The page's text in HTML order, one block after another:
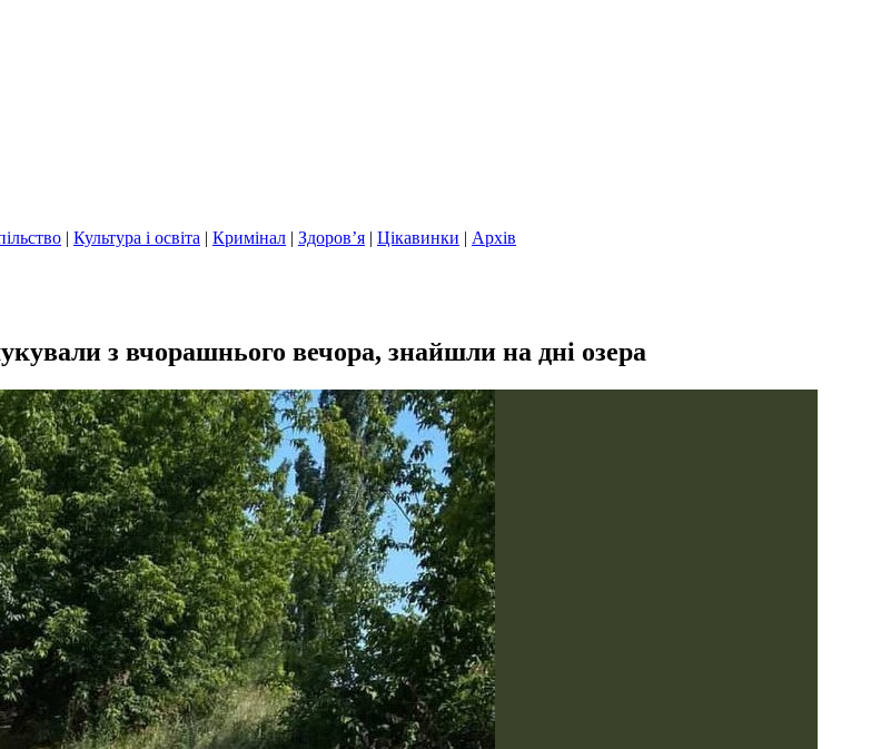
| Культура і освіта | Кримінал | Здоров’я | Цікавинки | Архів
з вчорашнього вечора, знайшли на дні озера